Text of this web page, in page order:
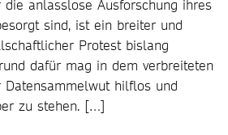
anlasslose Ausforschung ihres
sind, ist ein breiter und
Protest bislang
dafür mag in dem verbreiteten
Datensammelwut hilflos und
zu stehen. […]